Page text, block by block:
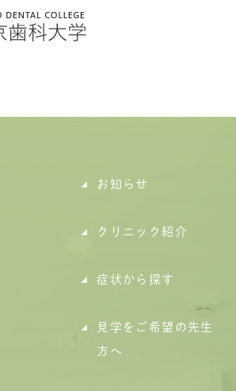
お知らせ
クリニック紹介
症状から探す
見学をご希望の先生
方へ